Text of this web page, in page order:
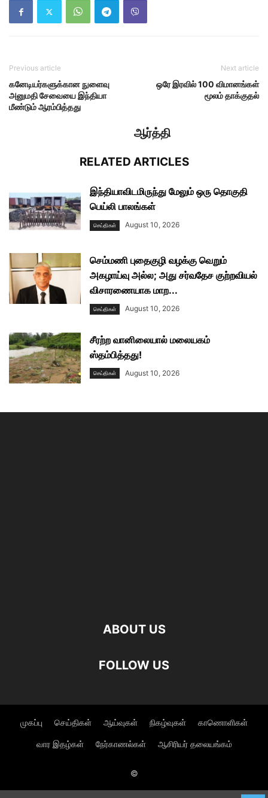
Previous article
கனேடியர்களுக்கான நுளைவு
அனுமதி சேவையை இந்தியா
மீண்டும் ஆரம்பித்தது
Next article
ஒரே இரவில் 100 விமானங்கள்
மூலம் தாக்குதல்
ஆர்த்தி
RELATED ARTICLES
இந்தியாவிடமிருந்து மேலும் ஒரு தொகுதி
பெய்லி பாலங்கள்
செய்திகள் August 10, 2026
செம்மணி புதைகுழி வழக்கு வெறும்
அகழாய்வு அல்ல; அது சர்வதேச குற்றவியல்
விசாரணையாக மாற...
செய்திகள் August 10, 2026
சீரற்ற வானிலையால் மலையகம்
ஸ்தம்பித்தது!
செய்திகள் August 10, 2026
ABOUT US
FOLLOW US
முகப்பு செய்திகள் ஆய்வுகள் நிகழ்வுகள் காணொளிகள்
வார இதழ்கள் நேர்காணல்கள் ஆசிரியர் தலையங்கம்
©